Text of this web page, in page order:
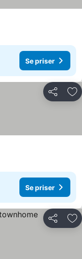
Se priser
Dela
Se priser
Dela